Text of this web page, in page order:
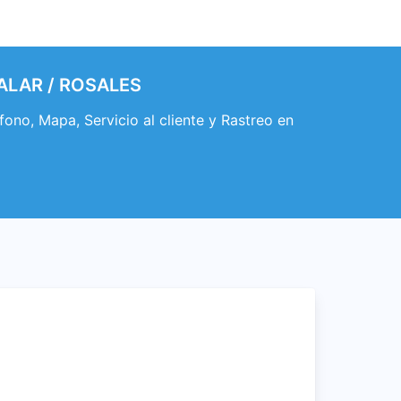
/ ROSALES
Mapa, Servicio al cliente y Rastreo en